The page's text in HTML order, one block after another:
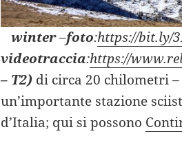
winter–foto:https://bit.ly/
videotraccia:https://
– T2) di circa 20 chilometri
un’importante stazione
d’Italia; qui si possono